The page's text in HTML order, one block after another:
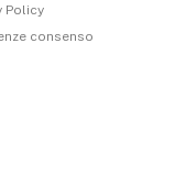
Policy
consenso